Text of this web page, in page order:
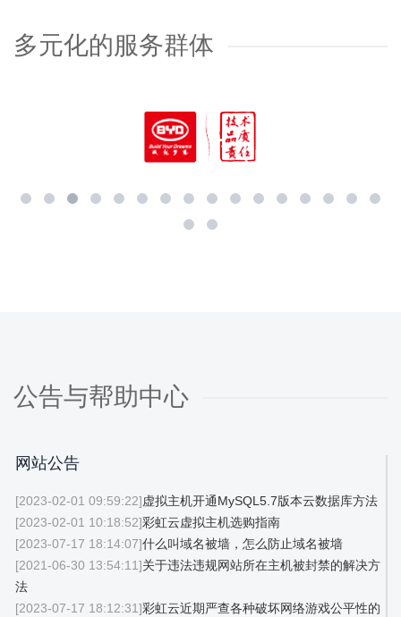
多元化的服务群体
公告与帮助中心
网站公告
[2023-02-01 09:59:22]虚拟主机开通MySQL5.7版本云数据库方法
[2023-02-01 10:18:52]彩虹云虚拟主机选购指南
[2023-07-17 18:14:07]什么叫域名被墙，怎么防止域名被墙
[2021-06-30 13:54:11]关于违法违规网站所在主机被封禁的解决方
法
[2023-07-17 18:12:31]彩虹云近期严查各种破坏网络游戏公平性的